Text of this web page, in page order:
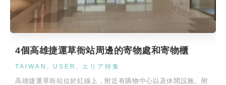
4個高雄捷運草衙站周邊的寄物處和寄物櫃
TAIWAN , USER , エリア特集
高雄捷運草衙站位於紅線上，附近有購物中心以及休閒設施。附